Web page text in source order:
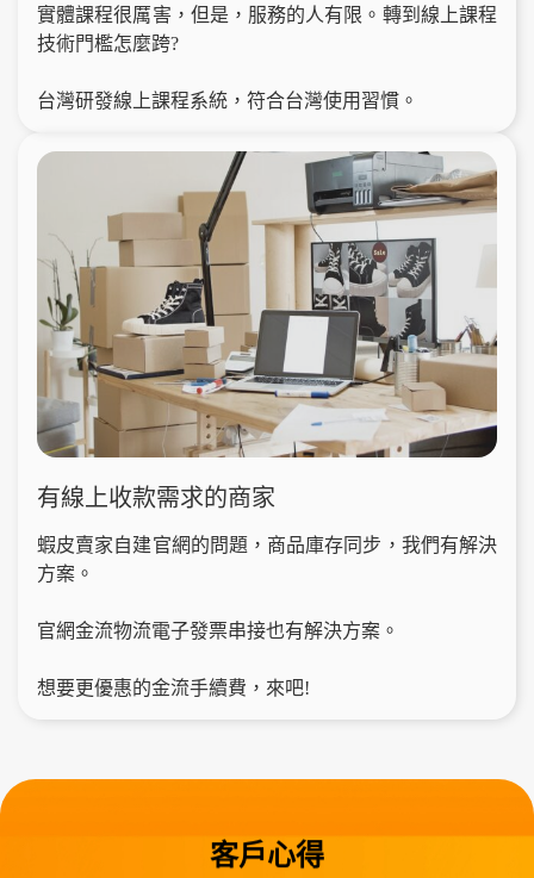
實體課程很厲害，但是，服務的人有限。轉到線上課程
技術門檻怎麼跨?
台灣研發線上課程系統，符合台灣使用習慣。
有線上收款需求的商家
蝦皮賣家自建官網的問題，商品庫存同步，我們有解決
方案。
官網金流物流電子發票串接也有解決方案。
想要更優惠的金流手續費，來吧!
客戶心得